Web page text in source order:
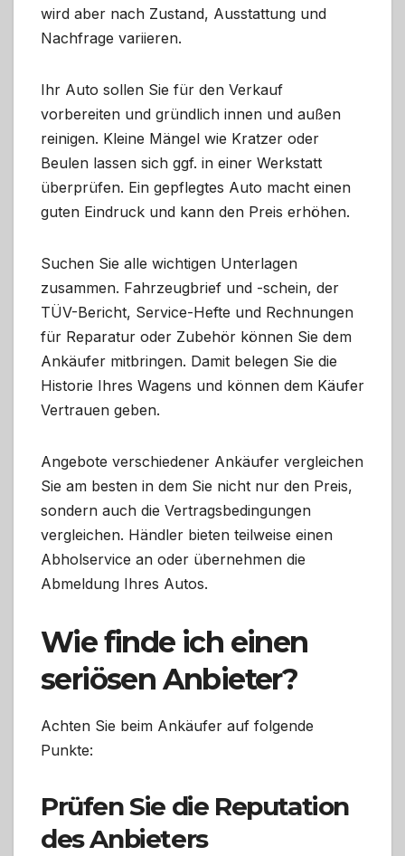
wird aber nach Zustand, Ausstattung und
Nachfrage variieren.
Ihr Auto sollen Sie für den Verkauf
vorbereiten und gründlich innen und außen
reinigen. Kleine Mängel wie Kratzer oder
Beulen lassen sich ggf. in einer Werkstatt
überprüfen. Ein gepflegtes Auto macht einen
guten Eindruck und kann den Preis erhöhen.
Suchen Sie alle wichtigen Unterlagen
zusammen. Fahrzeugbrief und -schein, der
TÜV-Bericht, Service-Hefte und Rechnungen
für Reparatur oder Zubehör können Sie dem
Ankäufer mitbringen. Damit belegen Sie die
Historie Ihres Wagens und können dem Käufer
Vertrauen geben.
Angebote verschiedener Ankäufer vergleichen
Sie am besten in dem Sie nicht nur den Preis,
sondern auch die Vertragsbedingungen
vergleichen. Händler bieten teilweise einen
Abholservice an oder übernehmen die
Abmeldung Ihres Autos.
Wie finde ich einen
seriösen Anbieter?
Achten Sie beim Ankäufer auf folgende
Punkte:
Prüfen Sie die Reputation
des Anbieters